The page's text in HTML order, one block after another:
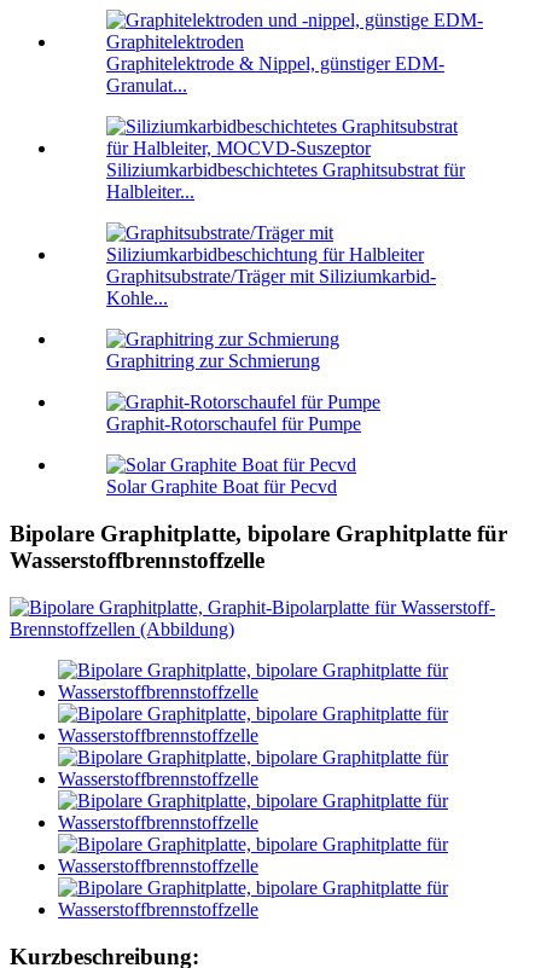
Graphitelektrode & Nippel, günstiger EDM-
Granulat...
Siliziumkarbidbeschichtetes Graphitsubstrat für
Halbleiter...
Graphitsubstrate/Träger mit Siliziumkarbid-
Kohle...
Graphitring zur Schmierung
Graphit-Rotorschaufel für Pumpe
Solar Graphite Boat für Pecvd
Bipolare Graphitplatte, bipolare Graphitplatte für
Wasserstoffbrennstoffzelle
Kurzbeschreibung: